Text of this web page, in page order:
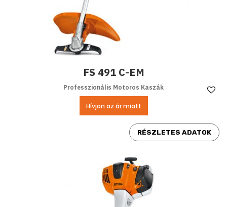
FS 491 C-EM
Professzionális Motoros Kaszák
Hívjon az ár miatt
RÉSZLETES ADATOK